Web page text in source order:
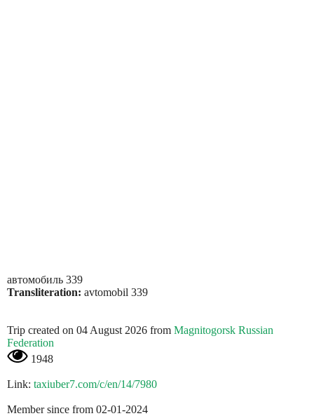
автомобиль 339
Transliteration: avtomobil 339
Trip created on 04 August 2026 from Magnitogorsk Russian
Federation
1948
Link: taxiuber7.com/c/en/14/7980
Member since from 02-01-2024